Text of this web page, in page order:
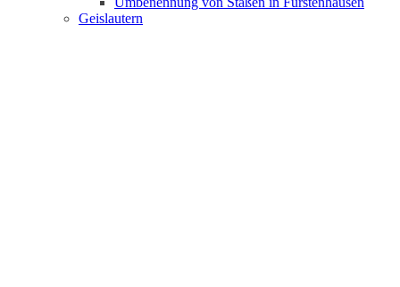
Geislautern